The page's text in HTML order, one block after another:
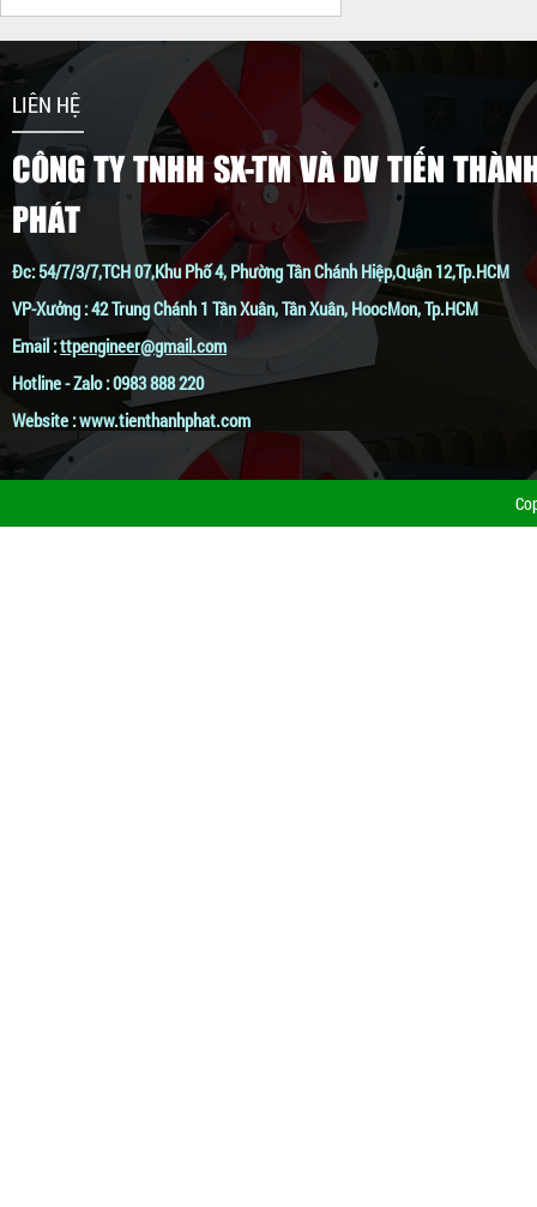
QUẠT CÔNG NGHIỆP GẮN TƯỜNG 1220
Giá: Liên hệ
LIÊN HỆ
CÔNG TY TNHH SX-TM VÀ DV TIẾN
PHÁT
Đc: 54/7/3/7,TCH 07,Khu Phố 4, Phường Tân Chánh Hiệp,Quận 12,Tp.HCM
VP-Xưởng : 42 Trung Chánh 1 Tân Xuân, Tân Xuân, HoocMon, Tp.HCM
Email :ttpengineer@gmail.com
Hotline - Zalo : 0983 888 220
Website : www.tienthanhphat.com